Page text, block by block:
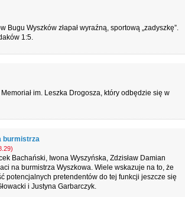
Wyszków złapał wyraźną, sportową „zadyszkę”.
1:5.
im. Leszka Drogosza, który odbędzie się w
burmistrza
Bachański, Iwona Wyszyńska, Zdzisław Damian
na burmistrza Wyszkowa. Wiele wskazuje na to, że
potencjalnych pretendentów do tej funkcji jeszcze się
i Justyna Garbarczyk.